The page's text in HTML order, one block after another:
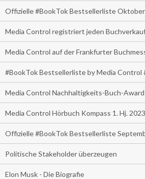
Offizielle #BookTok Bestsellerliste
Media Control registriert jeden
Media Control auf der Frankfurter
#BookTok Bestsellerliste by Media Control
Media Control Nachhaltigkeits-Buch-
Media Control Hörbuch Kompass 1. Hj. 2023
Offizielle #BookTok Bestsellerliste
Politische Stakeholder überzeugen
Elon Musk - Die Biografie